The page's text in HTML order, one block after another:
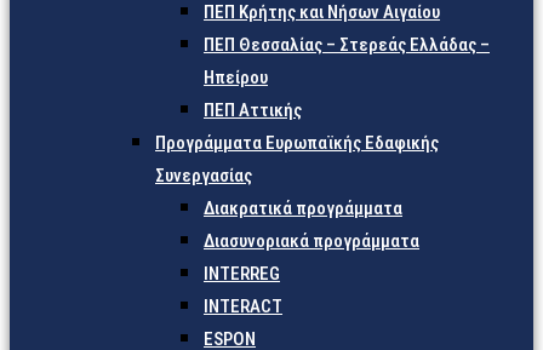
ΠΕΠ Κρήτης και Νήσων Αιγαίου
ΠΕΠ Θεσσαλίας – Στερεάς Ελλάδας –
Ηπείρου
ΠΕΠ Αττικής
Προγράμματα Ευρωπαϊκής Εδαφικής
Συνεργασίας
Διακρατικά προγράμματα
Διασυνοριακά προγράμματα
INTERREG
INTERACT
ESPON